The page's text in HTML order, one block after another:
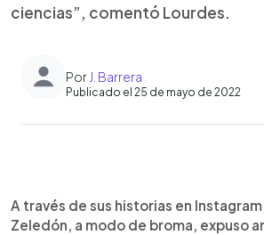
ciencias”, comentó Lourdes.
Por J. Barrera
Publicado el 25 de mayo de 2022
► Escuchar artículo
A través de sus historias en
Zeledón, a modo de broma, expuso